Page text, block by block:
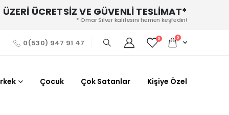
ÜCRETSİZ VE GÜVENLİ TESLİMAT*
* Omar Silver kalitesini hemen keşfedin!
0(530) 947 91 47 0 0
Çocuk Çok Satanlar Kişiye Özel